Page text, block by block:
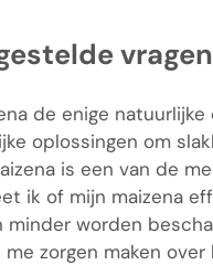
de enige
oplossingen om
is een van de
ik of mijn maizena
minder worden
me zorgen maken